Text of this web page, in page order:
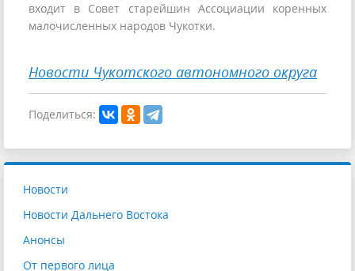
входит в Совет старейшин Ассоциации коренных
малочисленных народов Чукотки.
Новости Чукотского автономного округа
Поделиться:
Новости
Новости Дальнего Востока
Анонсы
От первого лица